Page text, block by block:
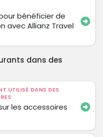
bénéficier de
avec Allianz Travel
dans des
UTILISÉ DANS DES
les accessoires